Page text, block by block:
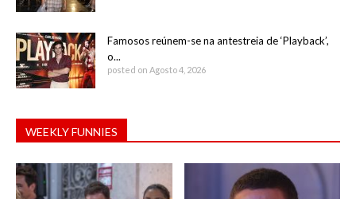
Famosos reúnem-se na antestreia de ‘Playback’,
o...
posted on Agosto 4, 2026
WEEKLY FUNNIES